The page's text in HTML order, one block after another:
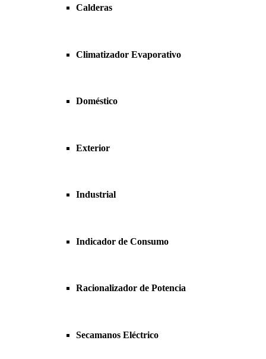
Calderas
Climatizador Evaporativo
Doméstico
Exterior
Industrial
Indicador de Consumo
Racionalizador de Potencia
Secamanos Eléctrico